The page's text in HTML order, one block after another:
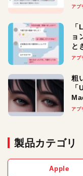
アプ
ョ
と
アプ
粗
アプ
製品カテゴリ
Apple